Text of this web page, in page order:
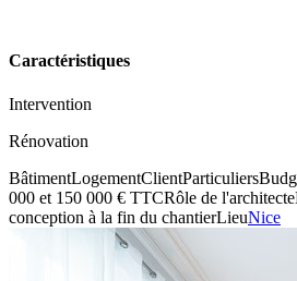
Caractéristiques
Intervention
Rénovation
BâtimentLogementClientParticuliers
000 et 150 000 € TTCRôle de l'architecte
conception à la fin du chantierLieuNice